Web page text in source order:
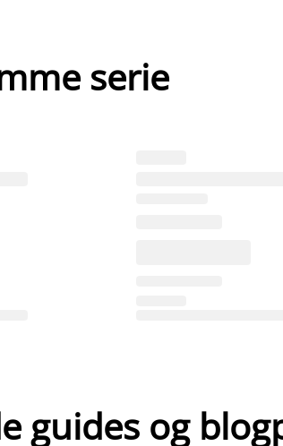
serie
guides og